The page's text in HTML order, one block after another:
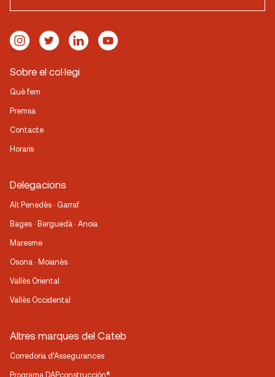
Sobre el col·legi
Què fem
Premsa
Contacte
Horaris
Delegacions
Alt Penedès · Garraf
Bages · Berguedà · Anoia
Maresme
Osona · Moianès
Vallès Oriental
Vallès Occidental
Altres marques del Cateb
Corredoria d’Assegurances
Programa DAPconstrucción®